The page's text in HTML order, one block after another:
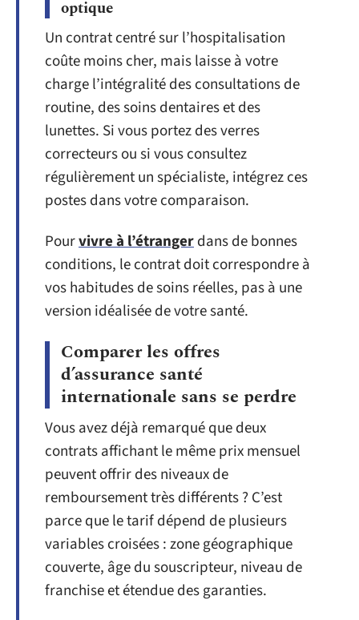
optique
Un contrat centré sur l’hospitalisation
coûte moins cher, mais laisse à votre
charge l’intégralité des consultations de
routine, des soins dentaires et des
lunettes. Si vous portez des verres
correcteurs ou si vous consultez
régulièrement un spécialiste, intégrez ces
postes dans votre comparaison.
Pourvivre à l’étrangerdans de bonnes
conditions, le contrat doit correspondre à
vos habitudes de soins réelles, pas à une
version idéalisée de votre santé.
Comparer les offres
d’assurance santé
internationale sans se perdre
Vous avez déjà remarqué que deux
contrats affichant le même prix mensuel
peuvent offrir des niveaux de
remboursement très différents ? C’est
parce que le tarif dépend de plusieurs
variables croisées : zone géographique
couverte, âge du souscripteur, niveau de
franchise et étendue des garanties.